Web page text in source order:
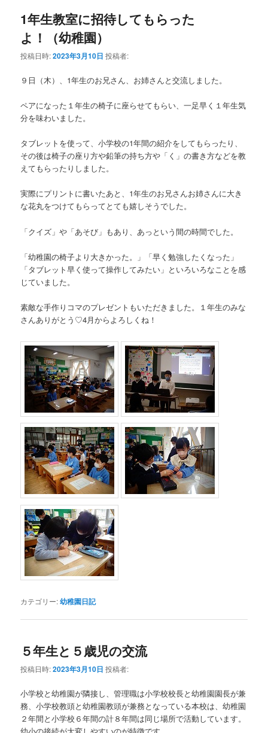
1年生教室に招待してもらった
よ！（幼稚園）
投稿日時:2023年3月10日 投稿者:
９日（木）、1年生のお兄さん、お姉さんと交流しました。
ペアになった１年生の椅子に座らせてもらい、一足早く１年生気
分を味わいました。
タブレットを使って、小学校の1年間の紹介をしてもらったり、
その後は椅子の座り方や鉛筆の持ち方や「く」の書き方などを教
えてもらったりしました。
実際にプリントに書いたあと、1年生のお兄さんお姉さんに大き
な花丸をつけてもらってとても嬉しそうでした。
「クイズ」や「あそび」もあり、あっという間の時間でした。
「幼稚園の椅子より大きかった。」「早く勉強したくなった」
「タブレット早く使って操作してみたい」といろいろなことを感
じていました。
素敵な手作りコマのプレゼントもいただきました。１年生のみな
さんありがとう♡4月からよろしくね！
カテゴリー:幼稚園日記
５年生と５歳児の交流
投稿日時:2023年3月10日 投稿者:
小学校と幼稚園が隣接し、管理職は小学校校長と幼稚園園長が兼
務、小学校教頭と幼稚園教頭が兼務となっている本校は、幼稚園
２年間と小学校６年間の計８年間は同じ場所で活動しています。